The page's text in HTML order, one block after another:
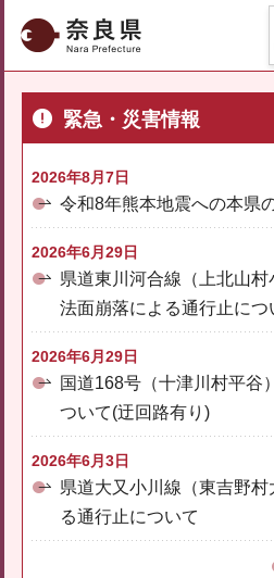
奈良県
緊急・災害情報
2026年8月7日
令和8年熊本地震への本県
2026年6月29日
県道東川河合線（上北山
法面崩落による通行止につ
2026年6月29日
国道168号（十津川村平谷
ついて(迂回路有り)
2026年6月3日
県道大又小川線（東吉野
る通行止について